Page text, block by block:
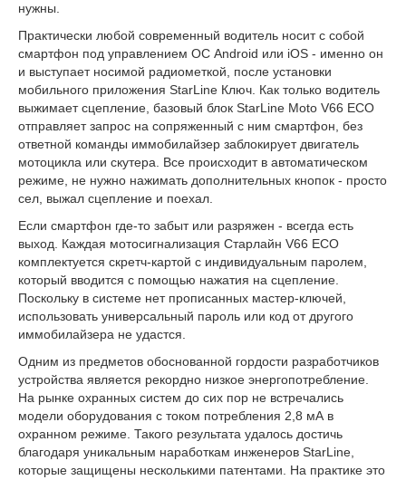
нужны.
Практически любой современный водитель носит с собой
смартфон под управлением ОС Android или iOS - именно он
и выступает носимой радиометкой, после установки
мобильного приложения StarLine Ключ. Как только водитель
выжимает сцепление, базовый блок StarLine Moto V66 ECO
отправляет запрос на сопряженный с ним смартфон, без
ответной команды иммобилайзер заблокирует двигатель
мотоцикла или скутера. Все происходит в автоматическом
режиме, не нужно нажимать дополнительных кнопок - просто
сел, выжал сцепление и поехал.
Если смартфон где-то забыт или разряжен - всегда есть
выход. Каждая мотосигнализация Старлайн V66 ECO
комплектуется скретч-картой с индивидуальным паролем,
который вводится с помощью нажатия на сцепление.
Поскольку в системе нет прописанных мастер-ключей,
использовать универсальный пароль или код от другого
иммобилайзера не удастся.
Одним из предметов обоснованной гордости разработчиков
устройства является рекордно низкое энергопотребление.
На рынке охранных систем до сих пор не встречались
модели оборудования с током потребления 2,8 мА в
охранном режиме. Такого результата удалось достичь
благодаря уникальным наработкам инженеров StarLine,
которые защищены несколькими патентами. На практике это